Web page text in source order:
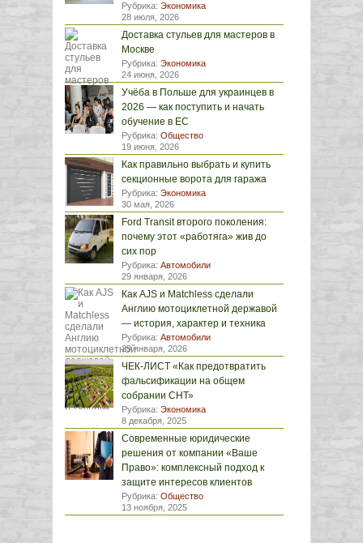
Рубрика: Экономика
28 июля, 2026
Доставка стульев для мастеров в
Москве
Рубрика: Экономика
24 июня, 2026
Учёба в Польше для украинцев в
2026 — как поступить и начать
обучение в ЕС
Рубрика: Общество
19 июня, 2026
Как правильно выбрать и купить
секционные ворота для гаража
Рубрика: Экономика
30 мая, 2026
Ford Transit второго поколения:
почему этот «работяга» жив до
сих пор
Рубрика: Автомобили
29 января, 2026
Как AJS и Matchless сделали
Англию мотоциклетной державой
— история, характер и техника
Рубрика: Автомобили
29 января, 2026
ЧЕК-ЛИСТ «Как предотвратить
фальсификации на общем
собрании СНТ»
Рубрика: Экономика
8 декабря, 2025
Современные юридические
решения от компании «Ваше
Право»: комплексный подход к
защите интересов клиентов
Рубрика: Общество
13 ноября, 2025